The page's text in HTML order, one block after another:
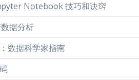
Notebook 技巧和诀窍
据分析
数据科学家指南